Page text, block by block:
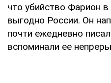
что убийство Фарион
выгодно России. Он
почти ежедневно
вспоминали ее